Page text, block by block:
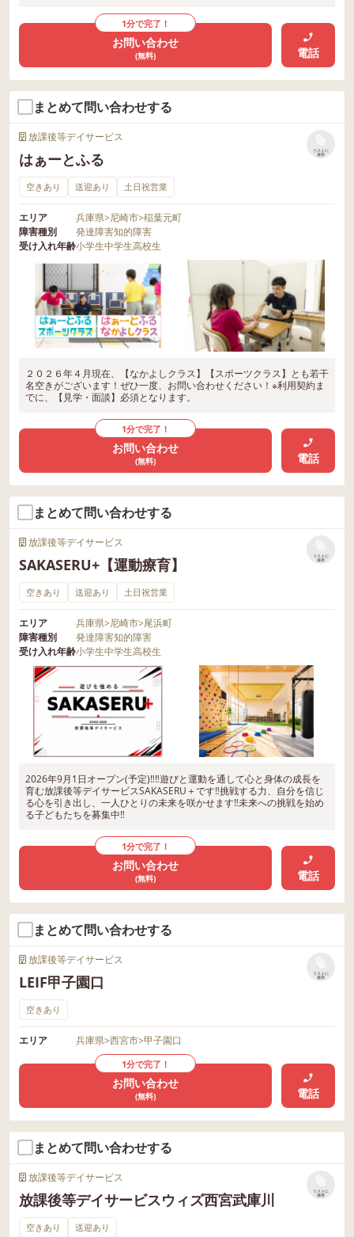
1分で完了！
お問い合わせ
(無料) 電話
まとめて問い合わせする
放課後等デイサービス
はぁーとふる
リストに
保存
空きあり 送迎あり 土日祝営業
エリア 兵庫県>尼崎市>稲葉元町
障害種別
発達障害知的障害
受け入れ年齢小学生中学生高校生
２０２６年４月現在、【なかよしクラス】【スポーツクラス】とも若干
名空きがございます！ぜひ一度、お問い合わせください！※利用契約ま
でに、【見学・面談】必須となります。
1分で完了！
お問い合わせ
(無料) 電話
まとめて問い合わせする
放課後等デイサービス
SAKASERU+【運動療育】
リストに
保存
空きあり 送迎あり 土日祝営業
エリア 兵庫県>尼崎市>尾浜町
障害種別
発達障害知的障害
受け入れ年齢小学生中学生高校生
2026年9月1日オープン(予定)‼‼遊びと運動を通して心と身体の成長を
育む放課後等デイサービスSAKASERU＋です‼挑戦する力、自分を信じ
る心を引き出し、一人ひとりの未来を咲かせます‼未来への挑戦を始め
る子どもたちを募集中‼
1分で完了！
お問い合わせ
(無料) 電話
まとめて問い合わせする
放課後等デイサービス
LEIF甲子園口
リストに
保存
空きあり
エリア 兵庫県>西宮市>甲子園口
1分で完了！
お問い合わせ
(無料) 電話
まとめて問い合わせする
放課後等デイサービス
放課後等デイサービスウィズ西宮武庫川
リストに
保存
空きあり 送迎あり